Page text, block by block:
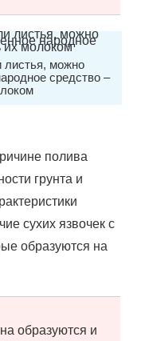
листья, можно
средство –
полива
грунта и
сухих язвочек с
образуются на
образуются и